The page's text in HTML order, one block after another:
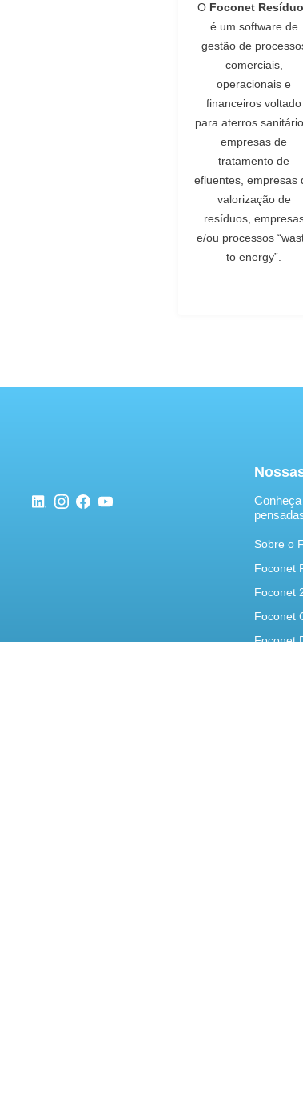
O Foconet
é um software de
gestão de
comerciais,
operacionais e
financeiros voltado
para aterros
empresas de
tratamento de
efluentes, empresas
valorização de
resíduos,
e/ou processos
to energy”.
Sobre o
Foconet
Foconet
Foconet
Foconet